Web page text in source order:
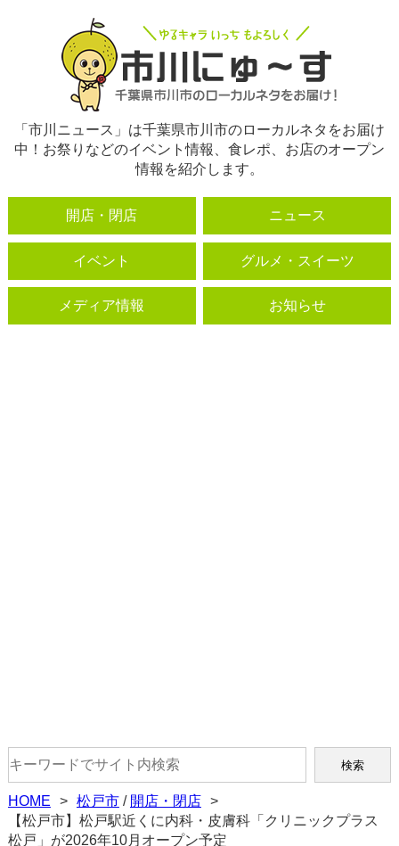
「市川ニュース」は千葉県市川市のローカルネタをお届け
中！お祭りなどのイベント情報、食レポ、お店のオープン
情報を紹介します。
開店・閉店 ニュース
イベント グルメ・スイーツ
メディア情報 お知らせ
HOME 松戸市/ 開店・閉店
【松戸市】松戸駅近くに内科・皮膚科「クリニックプラス
松戸」が2026年10月オープン予定